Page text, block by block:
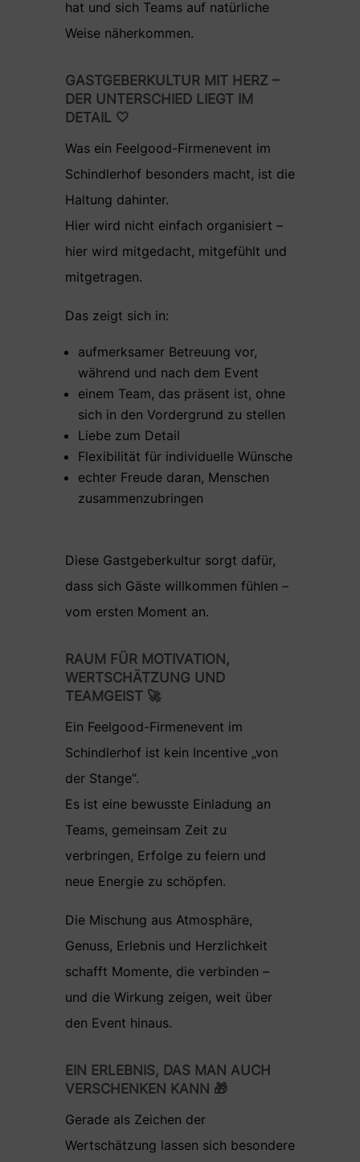
hat und sich Teams auf natürliche
Weise näherkommen.
GASTGEBERKULTUR MIT HERZ –
DER UNTERSCHIED LIEGT IM
DETAIL 🤍
Was ein Feelgood-Firmenevent im
Schindlerhof besonders macht, ist die
Haltung dahinter.
Hier wird nicht einfach organisiert –
hier wird mitgedacht, mitgefühlt und
mitgetragen.
Das zeigt sich in:
aufmerksamer Betreuung vor,
während und nach dem Event
einem Team, das präsent ist, ohne
sich in den Vordergrund zu stellen
Liebe zum Detail
Flexibilität für individuelle Wünsche
echter Freude daran, Menschen
zusammenzubringen
Diese Gastgeberkultur sorgt dafür,
dass sich Gäste willkommen fühlen –
vom ersten Moment an.
RAUM FÜR MOTIVATION,
WERTSCHÄTZUNG UND
TEAMGEIST 🚀
Ein Feelgood-Firmenevent im
Schindlerhof ist kein Incentive „von
der Stange“.
Es ist eine bewusste Einladung an
Teams, gemeinsam Zeit zu
verbringen, Erfolge zu feiern und
neue Energie zu schöpfen.
Die Mischung aus Atmosphäre,
Genuss, Erlebnis und Herzlichkeit
schafft Momente, die verbinden –
und die Wirkung zeigen, weit über
den Event hinaus.
EIN ERLEBNIS, DAS MAN AUCH
VERSCHENKEN KANN 🎁
Gerade als Zeichen der
Wertschätzung lassen sich besondere